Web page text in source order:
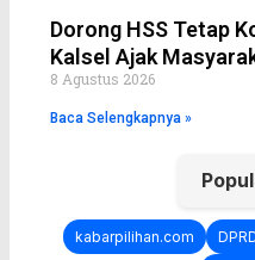
Dorong HSS Tetap
Kalsel Ajak
8 Agustus 2026
Baca Selengkapnya »
kabarpilihan.com